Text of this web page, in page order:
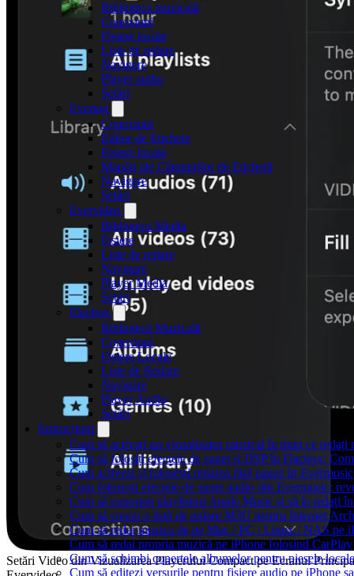
Biblioteca muzicală
Conexiuni
Fișiere locale
Liste de redare
Navigare
Player audio
Setări
Evertag
Conexiuni
Editor de Etichete
Fișiere locale
Mapări ale Câmpurilor de Etichetă
Navigare
Setări
Evervideo
Biblioteca Media
Fișiere
Liste de redare
Navigare
Player Media
Setări
Flacbox
Bibliotecă Muzicală
Conexiuni
Fișiere Locale
Liste de Redare
Navigare
Player Audio
Setări
Instrucțiuni
Cum să activați un vizualizator muzical în timp ce redați
Cum să folosiți efectele de sunet și DSP în Flacbox:
Cum activezi și folosești redarea fără pauze în Evermusic
Cum folosești efectele de sunet audio din Evermusic:
Cum să exportați playlisturi Apple Music și să le redați
Cum să creezi o listă de redare M3U pentru Internet
Cum să redai muzica de pe Mac / PC / Linux / NAS
Cum să redai propria muzică pe iPhone folosind CarPlay
Cum să schimbi copertele albumelor pentru piesele
Cum să editezi versurile pentru fișiere audio pe iPhone
Setări Video din Vizualizarea Playerului Compact pe Ecranul